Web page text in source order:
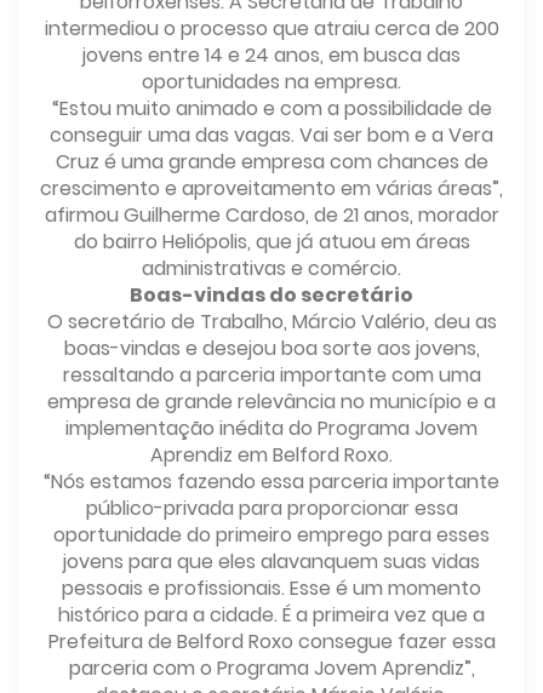
intermediou o processo que atraiu cerca de 200
jovens entre 14 e 24 anos, em busca das
oportunidades na empresa.
“Estou muito animado e com a possibilidade de
conseguir uma das vagas. Vai ser bom e a Vera
Cruz é uma grande empresa com chances de
crescimento e aproveitamento em várias áreas”,
afirmou Guilherme Cardoso, de 21 anos, morador
do bairro Heliópolis, que já atuou em áreas
administrativas e comércio.
Boas-vindas do secretário
O secretário de Trabalho, Márcio Valério, deu as
boas-vindas e desejou boa sorte aos jovens,
ressaltando a parceria importante com uma
empresa de grande relevância no município e a
implementação inédita do Programa Jovem
Aprendiz em Belford Roxo.
“Nós estamos fazendo essa parceria importante
público-privada para proporcionar essa
oportunidade do primeiro emprego para esses
jovens para que eles alavanquem suas vidas
pessoais e profissionais. Esse é um momento
histórico para a cidade. É a primeira vez que a
Prefeitura de Belford Roxo consegue fazer essa
parceria com o Programa Jovem Aprendiz”,